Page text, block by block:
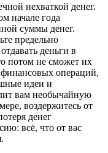
нехваткой денег.
начале года
суммы денег.
предельно
деньги в
потом не сможет их
операций,
идеи и
вам необычайную
воздержитесь от
денег
всё, что от вас